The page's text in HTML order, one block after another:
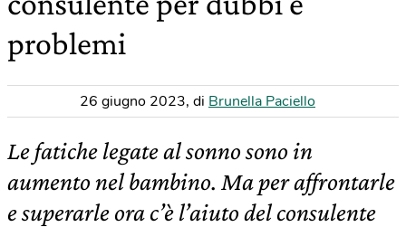
problemi
26 giugno 2023, di Brunella Paciello
Le fatiche legate al sonno sono in
aumento nel bambino. Ma per affrontarle
e superarle ora c’è l’aiuto del consulente